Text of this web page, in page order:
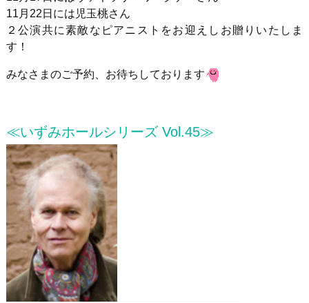
11月22日には児玉桃さん
２公演共に素敵なピアニストをお迎えしお贈りいたしま
す！
みなさまのご予約、お待ちしております
≪いずみホールシリーズ Vol.45≫